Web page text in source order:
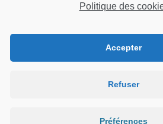
Du lundi au vendredi de 14h à 18h et
Bienvenue
Politique des
Accepter
Refuser
Préférences